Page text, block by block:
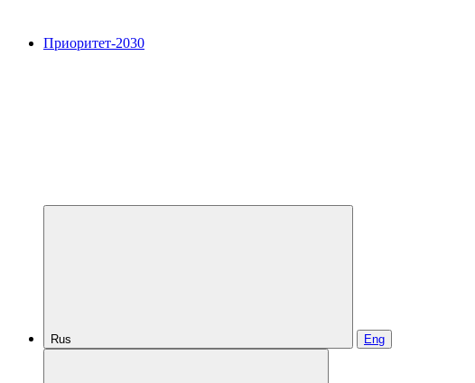
Приоритет-2030
Rus Eng